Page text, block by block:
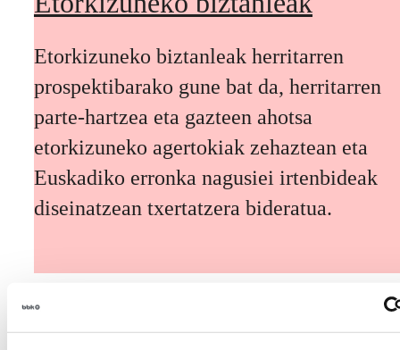
Etorkizuneko biztanleak herritarren
prospektibarako gune bat da, herritarren
parte-hartzea eta gazteen ahotsa
etorkizuneko agertokiak zehaztean eta
Euskadiko erronka nagusiei irtenbideak
diseinatzean txertatzera bideratua.